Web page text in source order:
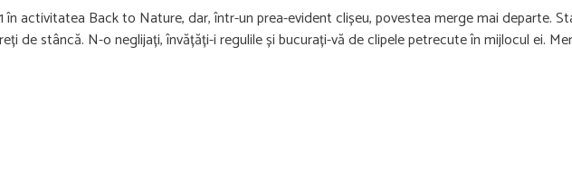
în activitatea Back to Nature, dar, într-un prea-evident clișeu, povestea merge mai departe.
de stâncă. N-o neglijați, învățăți-i regulile și bucurați-vă de clipele petrecute în mijlocul ei.